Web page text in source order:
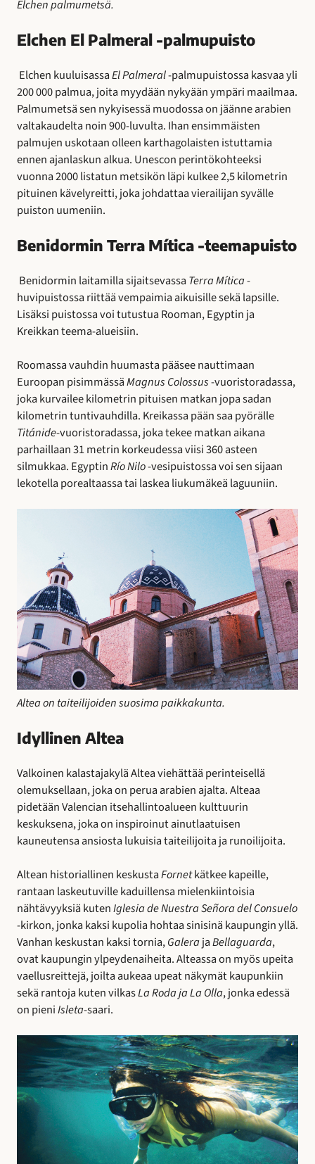
Elchen palmumetsä.
Elchen El Palmeral -palmupuisto
Elchen kuuluisassaEl Palmeral-palmupuistossa kasvaa yli
200 000 palmua, joita myydään nykyään ympäri maailmaa.
Palmumetsä sen nykyisessä muodossa on jäänne arabien
valtakaudelta noin 900-luvulta. Ihan ensimmäisten
palmujen uskotaan olleen karthagolaisten istuttamia
ennen ajanlaskun alkua. Unescon perintökohteeksi
vuonna 2000 listatun metsikön läpi kulkee 2,5 kilometrin
pituinen kävelyreitti, joka johdattaa vierailijan syvälle
puiston uumeniin.
Benidormin Terra Mítica -teemapuisto
Benidormin laitamilla sijaitsevassa Terra Mítica-
huvipuistossa riittää vempaimia aikuisille sekä lapsille.
Lisäksi puistossa voi tutustua Rooman, Egyptin ja
Kreikkan teema-alueisiin.
Roomassa vauhdin huumasta pääsee nauttimaan
Euroopan pisimmässäMagnus Colossus-vuoristoradassa,
joka kurvailee kilometrin pituisen matkan jopa sadan
kilometrin tuntivauhdilla. Kreikassa pään saa pyörälle
Titánide-vuoristoradassa, joka tekee matkan aikana
parhaillaan 31 metrin korkeudessa viisi 360 asteen
silmukkaa. EgyptinRío Nilo-vesipuistossa voi sen sijaan
lekotella porealtaassa tai laskea liukumäkeä laguuniin.
Altea on taiteilijoiden suosima paikkakunta.
Idyllinen Altea
Valkoinen kalastajakylä Altea viehättää perinteisellä
olemuksellaan, joka on perua arabien ajalta. Alteaa
pidetään Valencian itsehallintoalueen kulttuurin
keskuksena, joka on inspiroinut ainutlaatuisen
kauneutensa ansiosta lukuisia taiteilijoita ja runoilijoita.
Altean historiallinen keskustaFornetkätkee kapeille,
rantaan laskeutuville kaduillensa mielenkiintoisia
nähtävyyksiä kutenIglesia de Nuestra Señora del Consuelo
-kirkon, jonka kaksi kupolia hohtaa sinisinä kaupungin yllä.
Vanhan keskustan kaksi tornia,GalerajaBellaguarda,
ovat kaupungin ylpeydenaiheita. Alteassa on myös upeita
vaellusreittejä, joilta aukeaa upeat näkymät kaupunkiin
sekä rantoja kuten vilkasLa Roda ja La Olla, jonka edessä
on pieniIsleta-saari.